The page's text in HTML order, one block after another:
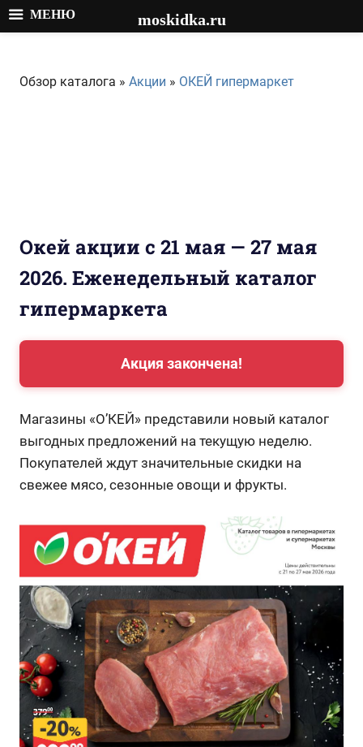
содержимому
Обзор каталога » Акции » ОКЕЙ гипермаркет
Окей акции с 21 мая — 27 мая
2026. Еженедельный каталог
гипермаркета
Акция закончена!
Магазины «О’КЕЙ» представили новый каталог
выгодных предложений на текущую неделю.
Покупателей ждут значительные скидки на
свежее мясо, сезонные овощи и фрукты.
МЕНЮ moskidka.ru